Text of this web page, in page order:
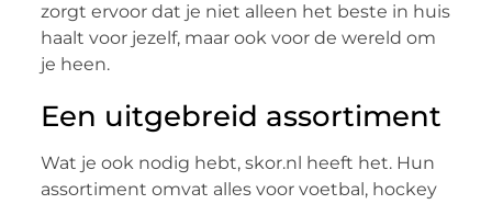
zorgt ervoor dat je niet alleen het beste in huis
haalt voor jezelf, maar ook voor de wereld om
je heen.
Een uitgebreid assortiment
Wat je ook nodig hebt, skor.nl heeft het. Hun
assortiment omvat alles voor voetbal, hockey